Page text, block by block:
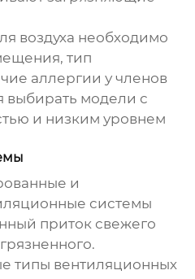
воздуха необходимо
тип
аллергии у членов
выбирать модели с
и низким уровнем
и
системы
приток свежего
типы вентиляционных